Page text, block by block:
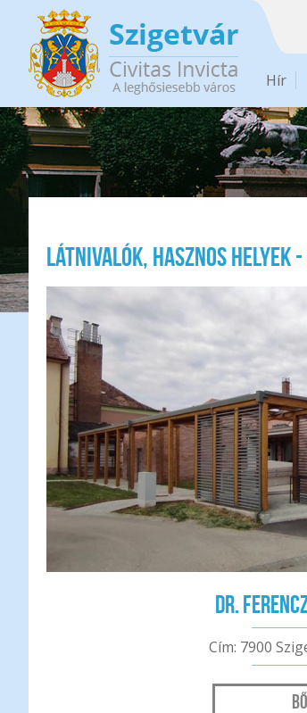
Ugrás a tartalomra
Hír
Látnivalók, hasznos helyek
Dr.
Cím: 7900